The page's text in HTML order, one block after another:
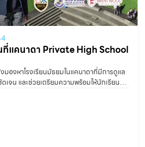
ที่แคนาดา Private High School
องหาโรงเรียนมัธยมในแคนาดาที่มีการดูแล
เจน และช่วยเตรียมความพร้อมให้นักเรียน
าร ภาษา การใช้ชีวิต และการเข้ามหาวิทยาลัย